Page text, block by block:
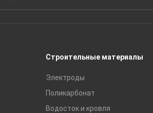
Строительные материалы
Электроды
Поликарбонат
Водосток и кровля